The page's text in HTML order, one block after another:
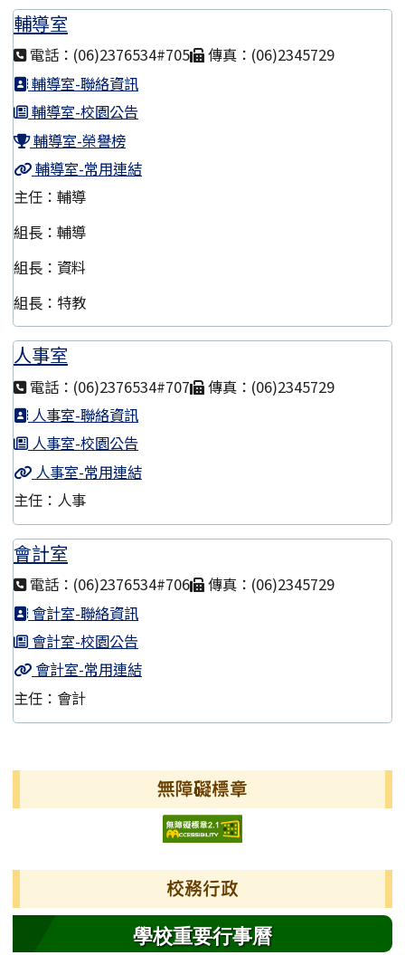
輔導室
電話：(06)2376534#705
傳真：(06)2345729
輔導室-聯絡資訊
輔導室-校園公告
輔導室-榮譽榜
輔導室-常用連結
主任：輔導
組長：輔導
組長：資料
組長：特教
人事室
電話：(06)2376534#707
傳真：(06)2345729
人事室-聯絡資訊
人事室-校園公告
人事室-常用連結
主任：人事
會計室
電話：(06)2376534#706
傳真：(06)2345729
會計室-聯絡資訊
會計室-校園公告
會計室-常用連結
主任：會計
無障礙標章
校務行政
學校重要行事曆